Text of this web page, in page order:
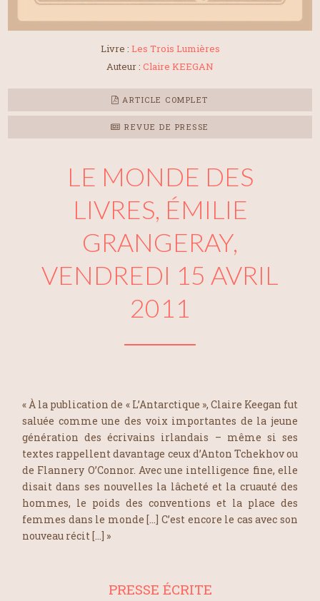
Livre : Les Trois Lumières
Auteur : Claire KEEGAN
ARTICLE COMPLET
REVUE DE PRESSE
LE MONDE DES
LIVRES, ÉMILIE
GRANGERAY,
VENDREDI 15 AVRIL
2011
« À la publication de « L’Antarctique », Claire Keegan fut
saluée comme une des voix importantes de la jeune
génération des écrivains irlandais – même si ses
textes rappellent davantage ceux d’Anton Tchekhov ou
de Flannery O’Connor. Avec une intelligence fine, elle
disait dans ses nouvelles la lâcheté et la cruauté des
hommes, le poids des conventions et la place des
femmes dans le monde […] C’est encore le cas avec son
nouveau récit […] »
PRESSE ÉCRITE